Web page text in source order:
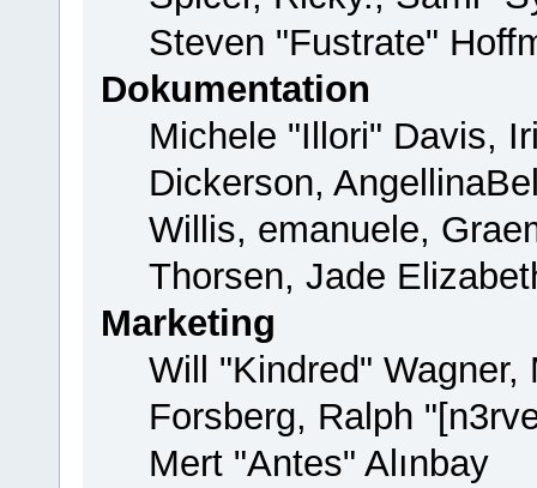
Steven "Fustrate"
Dokumentation
Michele "Illori" Davis,
Dickerson,
Willis, emanuele,
Thorsen, Jade
Marketing
Will "Kindred" Wagner,
Forsberg, Ralph
Mert "Antes" Alınbay